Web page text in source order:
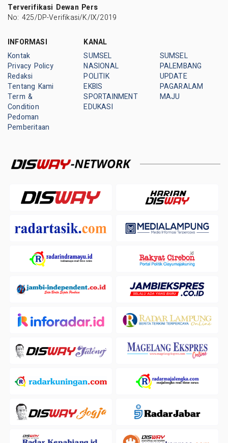
Terverifikasi Dewan Pers
No: 425/DP-Verifikasi/K/IX/2019
INFORMASI
Kontak
Privacy Policy
Redaksi
Tentang Kami
Term &
Condition
Pedoman
Pemberitaan
KANAL
SUMSEL
NASIONAL
POLITIK
EKBIS
SPORTAINMENT
EDUKASI
SUMSEL
PALEMBANG
UPDATE
PAGARALAM
MAJU